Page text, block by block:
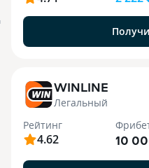
WINLINE
Легальный
Рейтинг
4.62 10